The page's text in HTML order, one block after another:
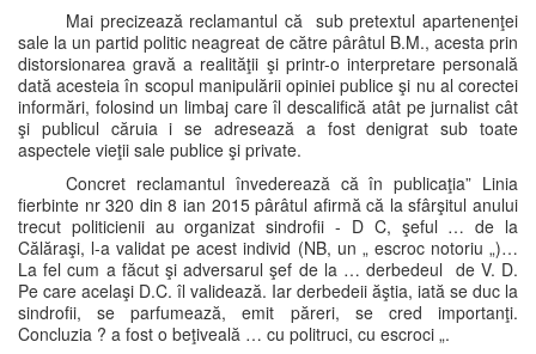
Mai precizează reclamantul că sub pretextul apartenenţei
sale la un partid politic neagreat de către pârâtul B.M., acesta prin
distorsionarea gravă a realităţii şi printr-o interpretare personală
dată acesteia în scopul manipulării opiniei publice şi nu al corectei
informări, folosind un limbaj care îl descalifică atât pe jurnalist cât
şi publicul căruia i se adresează a fost denigrat sub toate
aspectele vieţii sale publice şi private.
Concret reclamantul învederează că în publicaţia” Linia
fierbinte nr 320 din 8 ian 2015 pârâtul afirmă că la sfârşitul anului
trecut politicienii au organizat sindrofii - D C, şeful … de la
Călăraşi, l-a validat pe acest individ (NB, un „ escroc notoriu „)…
La fel cum a făcut şi adversarul şef de la … derbedeul de V. D.
Pe care acelaşi D.C. îl validează. Iar derbedeii ăştia, iată se duc la
sindrofii, se parfumează, emit păreri, se cred importanţi.
Concluzia ? a fost o beţiveală … cu politruci, cu escroci „.